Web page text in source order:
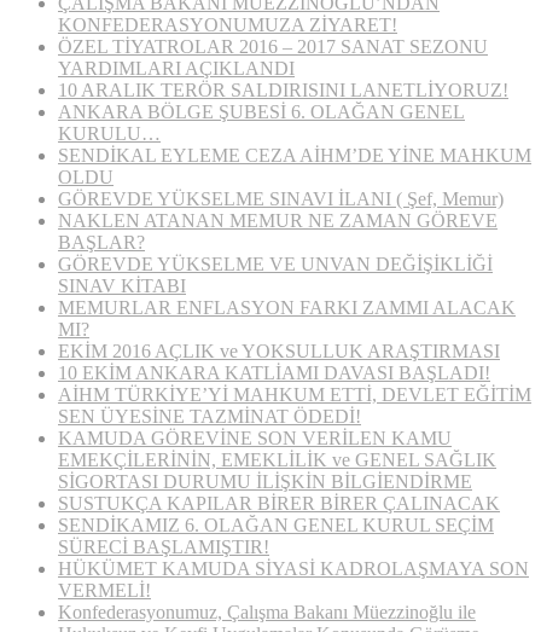
KONFEDERASYONUMUZA ZİYARET!
ÖZEL TİYATROLAR 2016 – 2017 SANAT SEZONU
YARDIMLARI AÇIKLANDI
10 ARALIK TERÖR SALDIRISINI LANETLİYORUZ!
ANKARA BÖLGE ŞUBESİ 6. OLAĞAN GENEL
KURULU…
SENDİKAL EYLEME CEZA AİHM’DE YİNE MAHKUM
OLDU
GÖREVDE YÜKSELME SINAVI İLANI ( Şef, Memur)
NAKLEN ATANAN MEMUR NE ZAMAN GÖREVE
BAŞLAR?
GÖREVDE YÜKSELME VE UNVAN DEĞİŞİKLİĞİ
SINAV KİTABI
MEMURLAR ENFLASYON FARKI ZAMMI ALACAK
MI?
EKİM 2016 AÇLIK ve YOKSULLUK ARAŞTIRMASI
10 EKİM ANKARA KATLİAMI DAVASI BAŞLADI!
AİHM TÜRKİYE’Yİ MAHKUM ETTİ, DEVLET EĞİTİM
SEN ÜYESİNE TAZMİNAT ÖDEDİ!
KAMUDA GÖREVİNE SON VERİLEN KAMU
EMEKÇİLERİNİN, EMEKLİLİK ve GENEL SAĞLIK
SİGORTASI DURUMU İLİŞKİN BİLGİENDİRME
SUSTUKÇA KAPILAR BİRER BİRER ÇALINACAK
SENDİKAMIZ 6. OLAĞAN GENEL KURUL SEÇİM
SÜRECİ BAŞLAMIŞTIR!
HÜKÜMET KAMUDA SİYASİ KADROLAŞMAYA SON
VERMELİ!
Konfederasyonumuz, Çalışma Bakanı Müezzinoğlu ile